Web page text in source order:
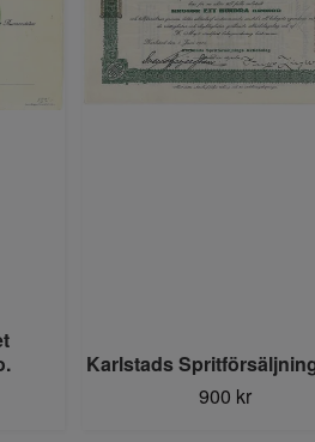
Karlstads
900 kr